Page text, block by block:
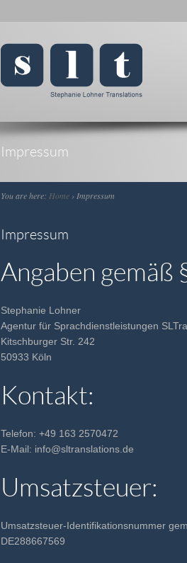
Impressum
You are here: Home › Impressum
Impressum
Angaben gemäß
Stephanie Lohner
Agentur für Sprachdienstleistungen
Kitschburger Str. 242
50933 Köln
Kontakt:
Telefon: +49 163 2570472
E-Mail: info@sltranslations.de
Umsatzsteuer:
Umsatzsteuer-Identifikationsnummer
DE288667569